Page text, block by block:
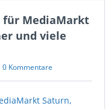
für MediaMarkt
und viele
0 Kommentare